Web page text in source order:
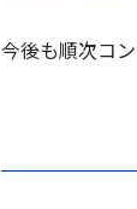
今後も順次コ